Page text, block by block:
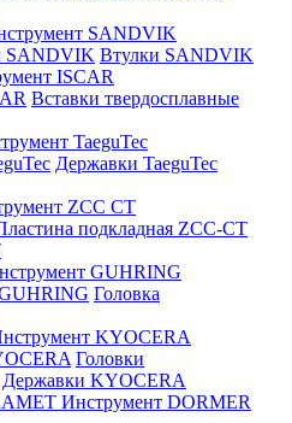
SANDVIK
SANDVIK Втулки SANDVIK
ISCAR
Вставки твердосплавные
TaeguTec
Державки TaeguTec
ZCС CT
подкладная ZCC-CT
GUHRING
Головка
KYOCERA
Головки
Державки KYOCERA
Инструмент DORMER